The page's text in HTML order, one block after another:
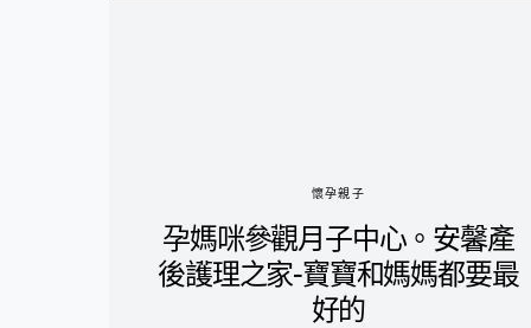
懷孕親子
孕媽咪參觀月子中心。安馨產
後護理之家-寶寶和媽媽都要最
好的